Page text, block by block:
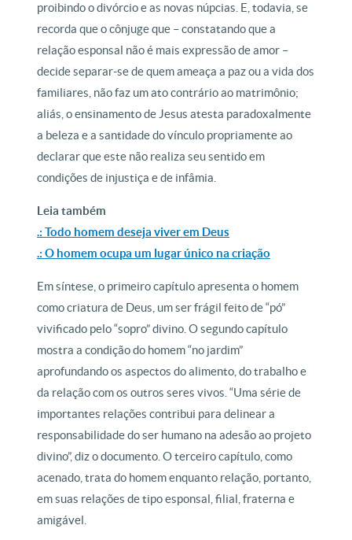
proibindo o divórcio e as novas núpcias. E, todavia, se
recorda que o cônjuge que – constatando que a
relação esponsal não é mais expressão de amor –
decide separar-se de quem ameaça a paz ou a vida dos
familiares, não faz um ato contrário ao matrimônio;
aliás, o ensinamento de Jesus atesta paradoxalmente
a beleza e a santidade do vínculo propriamente ao
declarar que este não realiza seu sentido em
condições de injustiça e de infâmia.
Leia também
.: Todo homem deseja viver em Deus
.: O homem ocupa um lugar único na criação
Em síntese, o primeiro capítulo apresenta o homem
como criatura de Deus, um ser frágil feito de “pó”
vivificado pelo “sopro” divino. O segundo capítulo
mostra a condição do homem “no jardim”
aprofundando os aspectos do alimento, do trabalho e
da relação com os outros seres vivos. “Uma série de
importantes relações contribui para delinear a
responsabilidade do ser humano na adesão ao projeto
divino”, diz o documento. O terceiro capítulo, como
acenado, trata do homem enquanto relação, portanto,
em suas relações de tipo esponsal, filial, fraterna e
amigável.